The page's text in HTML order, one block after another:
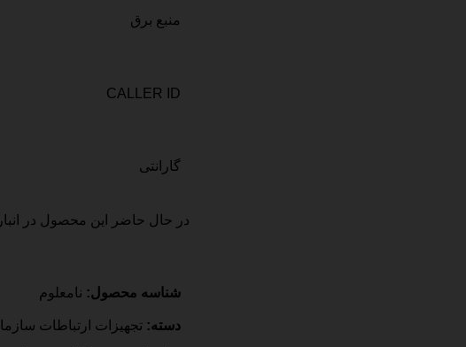
منبع برق
CALLER ID
گارانتی
در حال حاضر این محصول در
شناسه محصول: نامعلوم
دسته: تجهیزات ارتباطات